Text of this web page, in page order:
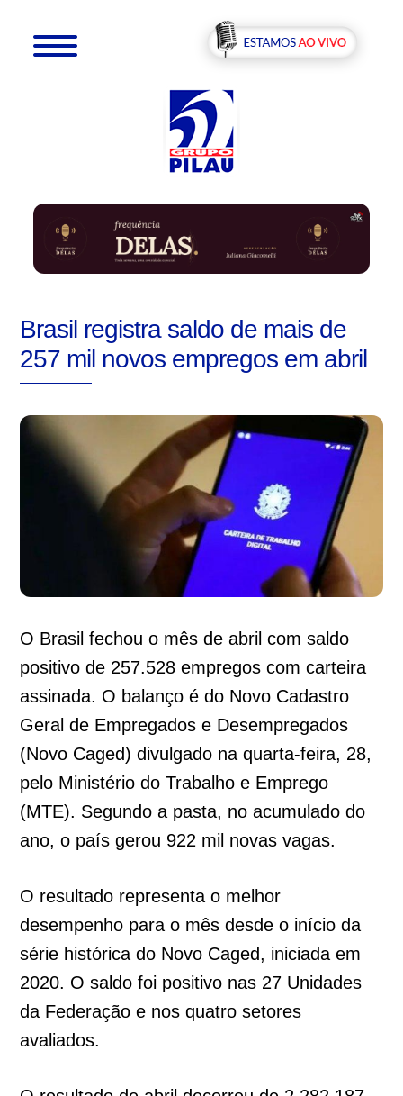
Brasil registra saldo de mais de
257 mil novos empregos em abril
O Brasil fechou o mês de abril com saldo
positivo de 257.528 empregos com carteira
assinada. O balanço é do Novo Cadastro
Geral de Empregados e Desempregados
(Novo Caged) divulgado na quarta-feira, 28,
pelo Ministério do Trabalho e Emprego
(MTE). Segundo a pasta, no acumulado do
ano, o país gerou 922 mil novas vagas.
O resultado representa o melhor
desempenho para o mês desde o início da
série histórica do Novo Caged, iniciada em
2020. O saldo foi positivo nas 27 Unidades
da Federação e nos quatro setores
avaliados.